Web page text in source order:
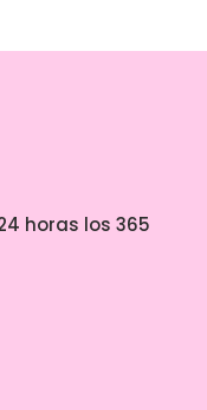
horas los 365